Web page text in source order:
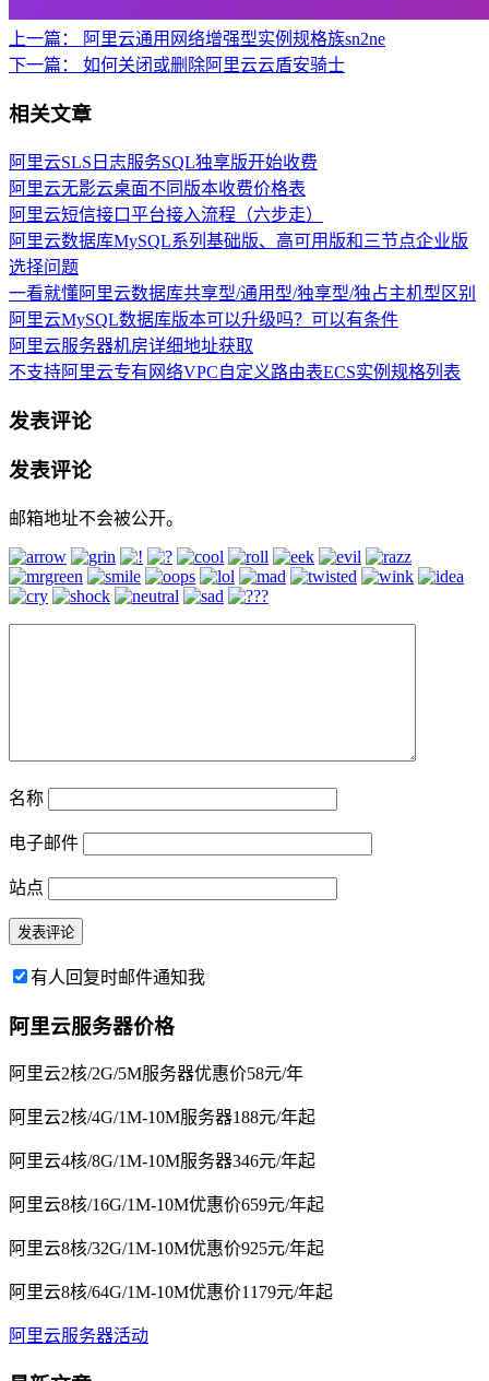
上一篇：
阿里云通用网络增强型实例规格族sn2ne
下一篇：
如何关闭或删除阿里云云盾安骑士
相关文章
阿里云SLS日志服务SQL独享版开始收费
阿里云无影云桌面不同版本收费价格表
阿里云短信接口平台接入流程（六步走）
阿里云数据库MySQL系列基础版、高可用版和三节点企业版
选择问题
一看就懂阿里云数据库共享型/通用型/独享型/独占主机型区别
阿里云MySQL数据库版本可以升级吗？可以有条件
阿里云服务器机房详细地址获取
不支持阿里云专有网络VPC自定义路由表ECS实例规格列表
发表评论
发表评论
邮箱地址不会被公开。
名称
电子邮件
站点
有人回复时邮件通知我
阿里云服务器价格
阿里云2核/2G/5M服务器优惠价58元/年
阿里云2核/4G/1M-10M服务器188元/年起
阿里云4核/8G/1M-10M服务器346元/年起
阿里云8核/16G/1M-10M优惠价659元/年起
阿里云8核/32G/1M-10M优惠价925元/年起
阿里云8核/64G/1M-10M优惠价1179元/年起
阿里云服务器活动